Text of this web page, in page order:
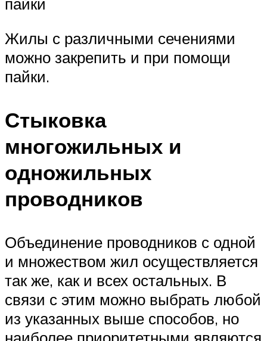
Жилы с различными сечениями
можно закрепить и при помощи
пайки.
Стыковка
многожильных и
одножильных
проводников
Объединение проводников с одной
и множеством жил осуществляется
так же, как и всех остальных. В
связи с этим можно выбрать любой
из указанных выше способов, но